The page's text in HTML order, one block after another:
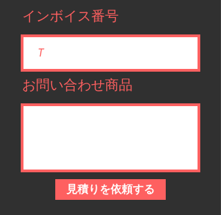
インボイス番号
お問い合わせ商品
見積りを依頼する